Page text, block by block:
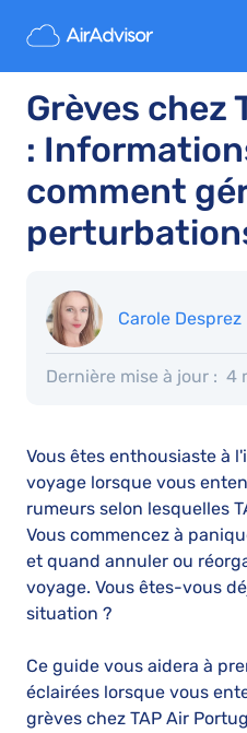
Grèves chez
:
comment
Carole Desprez
Dernière mise à jour : 4
Vous êtes enthousiaste à
voyage lorsque vous
rumeurs selon lesquelles
Vous commencez à
et quand annuler ou
voyage. Vous êtes-vous
situation ?
Ce guide vous aidera à
éclairées lorsque vous
grèves chez TAP Air